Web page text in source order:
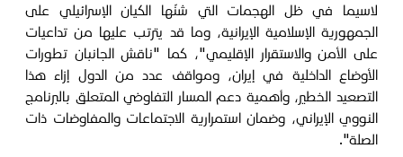
لاسيما في ظل الهجمات التي شنّها الكيان الإسرائيلي على
الجمهورية الإسلامية الإيرانية، وما قد يترتب عليها من تداعيات
على الأمن والاستقرار الإقليمي"، كما "ناقش الجانبان تطورات
الأوضاع الداخلية في إيران، ومواقف عدد من الدول إزاء هذا
التصعيد الخطير، وأهمية دعم المسار التفاوضي المتعلق بالبرنامج
النووي الإيراني، وضمان استمرارية الاجتماعات والمفاوضات ذات
الصلة".